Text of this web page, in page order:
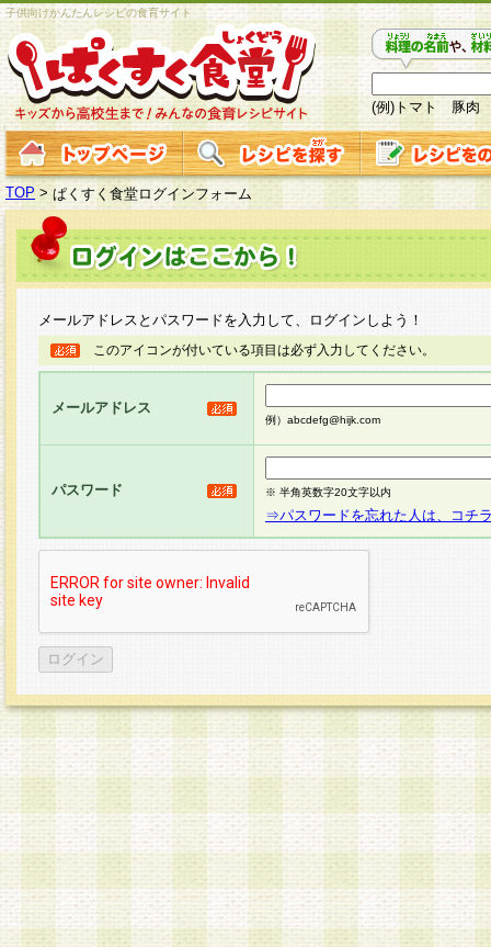
子供向けかんたんレシピの食育サイト
(例)トマト 豚肉
TOP > ぱくすく食堂ログインフォーム
メールアドレスとパスワードを入力して、ログインしよう！
このアイコンが付いている項目は必ず入力してください。
メールアドレス
例）abcdefg@hijk.com
パスワード ※ 半角英数字20文字以内
⇒パスワードを忘れた人は、コチ